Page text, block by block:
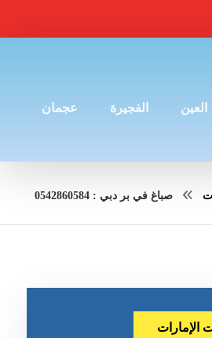
العين الفجيرة عجمان
صباغ في بر دبي : 0542860584
الإمارات